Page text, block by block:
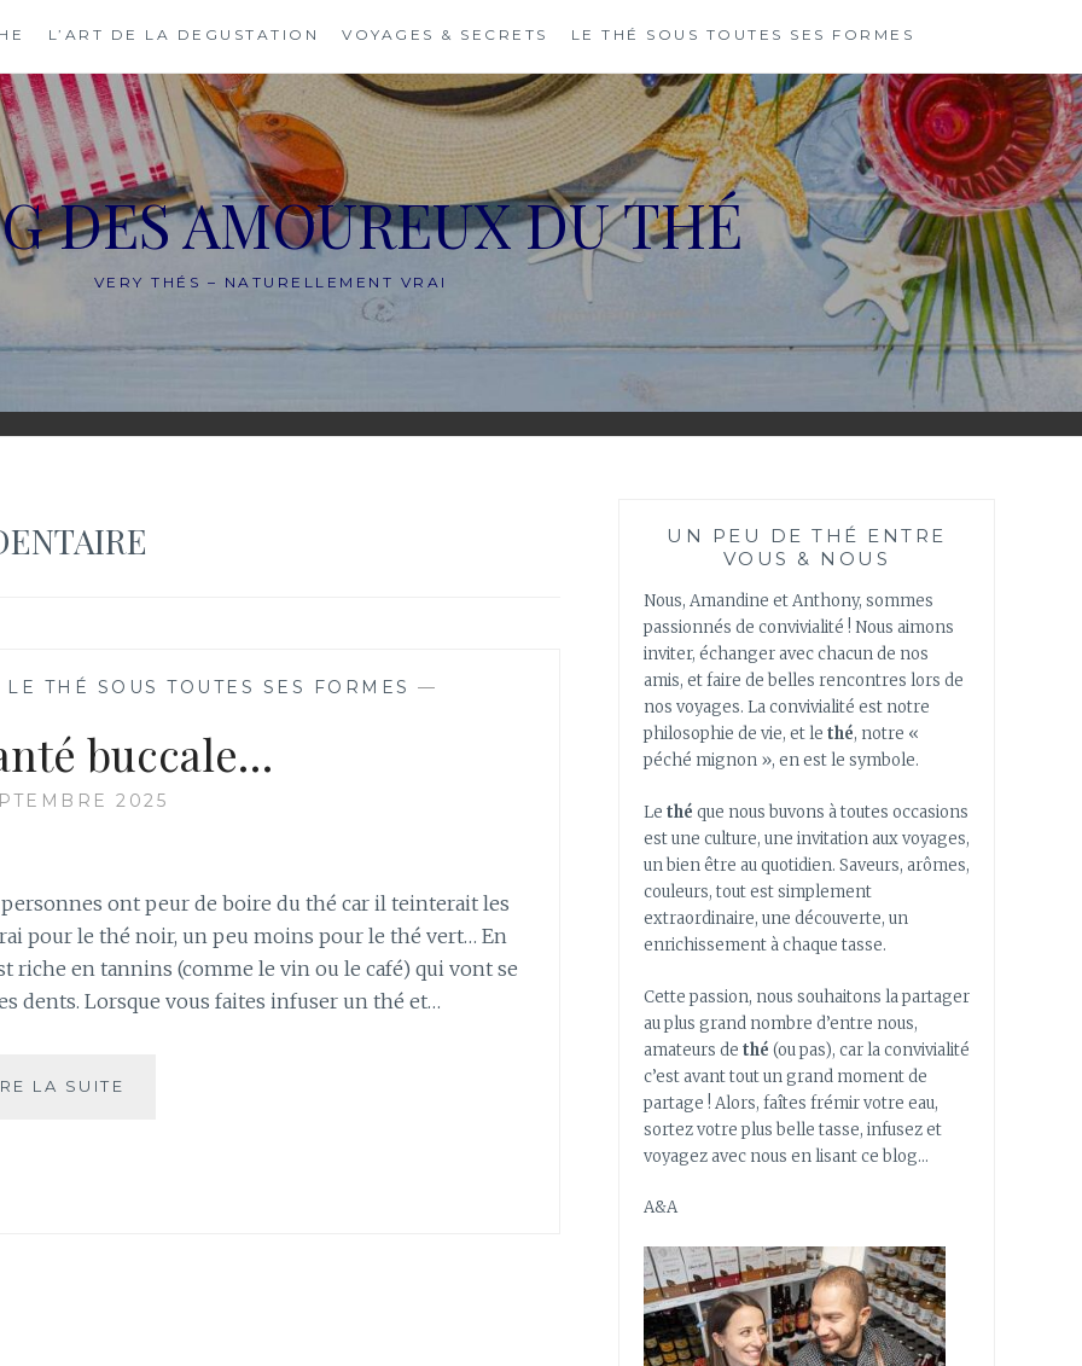
L’ART DE LA DEGUSTATION VOYAGES & SECRETS LE THÉ SOUS TOUTES SES FORMES
DES AMOUREUX DU THÉ
VERY THÉS – NATURELLEMENT VRAI
LE THÉ SOUS TOUTES SES FORMES —
buccale…
2025
ont peur de boire du thé car il teinterait les
pour le thé noir, un peu moins pour le thé vert… En
riche en tannins (comme le vin ou le café) qui vont se
dents. Lorsque vous faites infuser un thé et…
LA SUITE
UN PEU DE THÉ ENTRE
VOUS & NOUS
Nous, Amandine et Anthony, sommes
passionnés de convivialité ! Nous aimons
inviter, échanger avec chacun de nos
amis, et faire de belles rencontres lors de
nos voyages. La convivialité est notre
philosophie de vie, et le thé, notre «
péché mignon », en est le symbole.
Le thé que nous buvons à toutes occasions
est une culture, une invitation aux voyages,
un bien être au quotidien. Saveurs, arômes,
couleurs, tout est simplement
extraordinaire, une découverte, un
enrichissement à chaque tasse.
Cette passion, nous souhaitons la partager
au plus grand nombre d’entre nous,
amateurs de thé (ou pas), car la convivialité
c’est avant tout un grand moment de
partage ! Alors, faîtes frémir votre eau,
sortez votre plus belle tasse, infusez et
voyagez avec nous en lisant ce blog…
A&A